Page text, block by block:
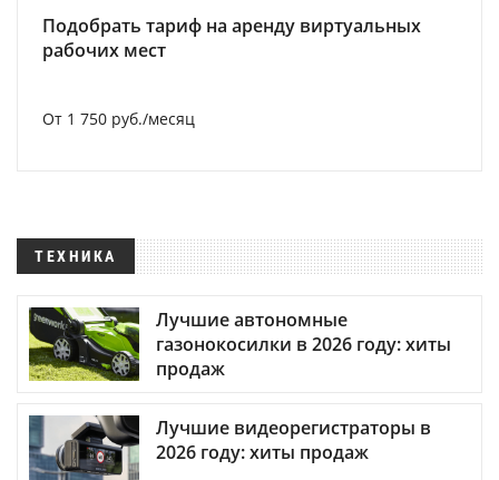
Подобрать тариф на аренду виртуальных
рабочих мест
От 1 750 руб./месяц
ТЕХНИКА
Лучшие автономные
газонокосилки в 2026 году: хиты
продаж
Лучшие видеорегистраторы в
2026 году: хиты продаж